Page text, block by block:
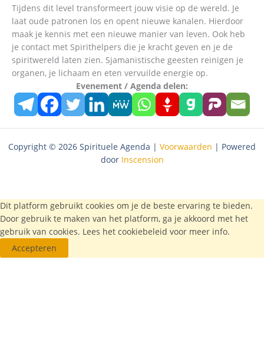
Tijdens dit level transformeert jouw visie op de wereld. Je
laat oude patronen los en opent nieuwe kanalen. Hierdoor
maak je kennis met een nieuwe manier van leven. Ook heb
je contact met Spirithelpers die je kracht geven en je de
spiritwereld laten zien. Sjamanistische geesten reinigen je
organen, je lichaam en eten vervuilde energie op.
Evenement / Agenda delen:
Copyright © 2026 Spirituele Agenda | Voorwaarden | Powered
door Inscension
Dit platform gebruikt cookies om je de beste ervaring te bieden.
Door gebruik te maken van het platform, ga je akkoord met het
gebruik van cookies. Lees het cookiebeleid voor meer info.
Accepteren